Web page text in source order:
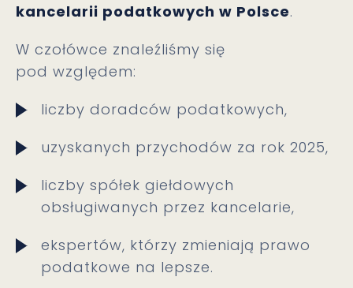
kancelarii podatkowych w Polsce.
W czołówce znaleźliśmy się
pod względem:
liczby doradców podatkowych,
uzyskanych przychodów za rok 2025,
liczby spółek giełdowych
obsługiwanych przez kancelarie,
ekspertów, którzy zmieniają prawo
podatkowe na lepsze.